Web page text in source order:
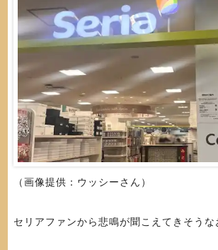
（画像提供：ウッシーさん）
セリアファンから悲鳴が聞こえてきそうな